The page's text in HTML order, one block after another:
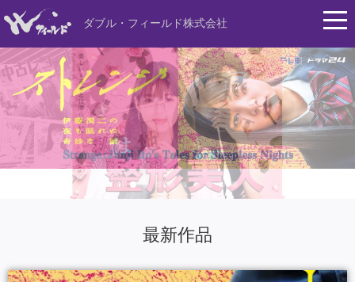
ダブル・フィールド株式会社
最新作品